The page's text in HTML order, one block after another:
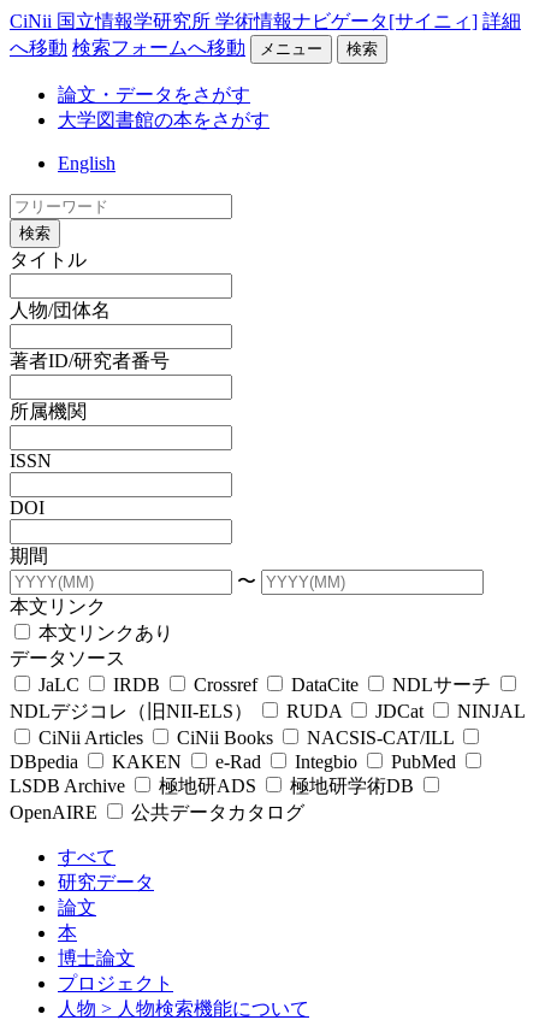
CiNii 国立情報学研究所 学術情報ナビゲータ[サイニィ] 詳細
へ移動 検索フォームへ移動 メニュー 検索
論文・データをさがす
大学図書館の本をさがす
English
検索
タイトル
人物/団体名
著者ID/研究者番号
所属機関
ISSN
DOI
期間
〜
本文リンク
本文リンクあり
データソース
JaLC
IRDB Crossref DataCite
NDLサーチ
NDLデジコレ（旧NII-ELS）
RUDA JDCat
NINJAL
CiNii Articles
CiNii Books
NACSIS-CAT/ILL
DBpedia
KAKEN e-Rad Integbio
PubMed
LSDB Archive
極地研ADS
極地研学術DB
OpenAIRE
公共データカタログ
すべて
研究データ
論文
本
博士論文
プロジェクト
人物 > 人物検索機能について